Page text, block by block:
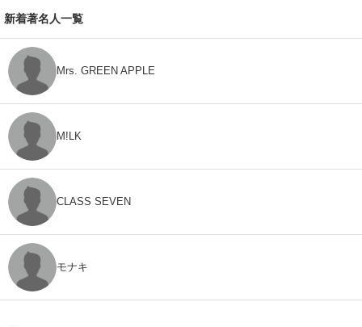
新着著名人一覧
Mrs. GREEN APPLE
M!LK
CLASS SEVEN
モナキ